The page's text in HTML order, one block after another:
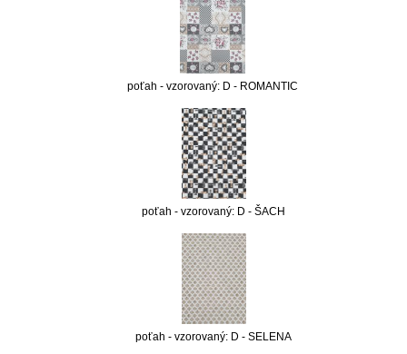
poťah - vzorovaný: D - ROMANTIC
poťah - vzorovaný: D - ŠACH
poťah - vzorovaný: D - SELENA